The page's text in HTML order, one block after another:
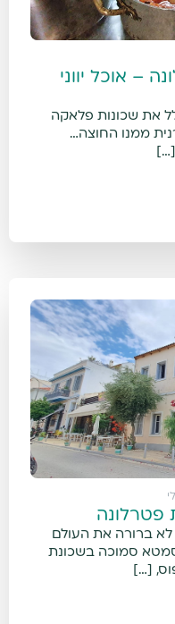
– אוכל יווני
את שכונות פלאקה
ממנו החוצה…
פטרלונה
לא ברורה את העולם
סמוכה בשכונת
[…]